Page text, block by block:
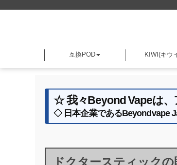
互換POD KIWI(キウ
☆ 我々Beyond Vapeは
◇ 日本企業であるBeyondvape
ドクタースティック